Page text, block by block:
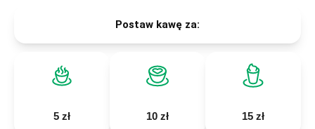
Postaw kawę za:
5 zł 10 zł 15 zł